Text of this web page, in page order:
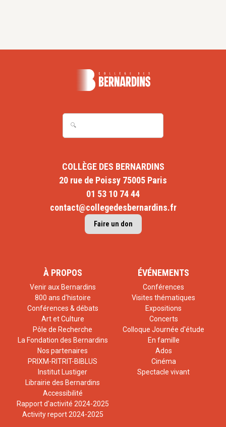
COLLÈGE DES BERNARDINS
20 rue de Poissy 75005 Paris
01 53 10 74 44
contact@collegedesbernardins.fr
Faire un don
À PROPOS
Venir aux Bernardins
800 ans d'histoire
Conférences & débats
Art et Culture
Pôle de Recherche
La Fondation des Bernardins
Nos partenaires
PRIXM-RITRIT-BIBLUS
Institut Lustiger
Librairie des Bernardins
Accessibilité
Rapport d'activité 2024-2025
Activity report 2024-2025
ÉVÉNEMENTS
Conférences
Visites thématiques
Expositions
Concerts
Colloque Journée d'étude
En famille
Ados
Cinéma
Spectacle vivant